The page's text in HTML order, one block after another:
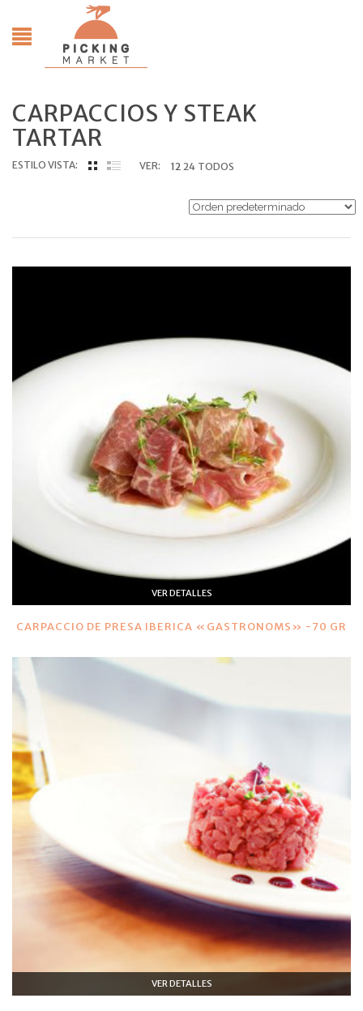
CARPACCIOS Y STEAK
TARTAR
ESTILO VISTA: VER: 12 24 TODOS
VER DETALLES
CARPACCIO DE PRESA IBERICA «GASTRONOMS» -70 GR
VER DETALLES